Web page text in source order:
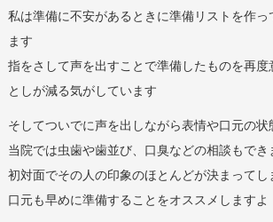
私は準備に不安があるときに準備リストを作
ます
指をさして声を出すことで準備したものを再度
としが減る気がしています
そしてついでに声を出しながら表情や口元の状
当院では虫歯や歯並び、口臭などの相談もでき
初対面でその人の印象のほとんどが決まってし
口元も早めに準備することをオススメしますよ